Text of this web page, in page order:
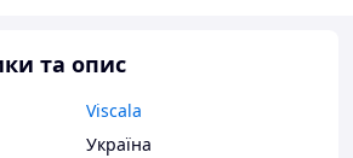
та опис
Viscala
Україна